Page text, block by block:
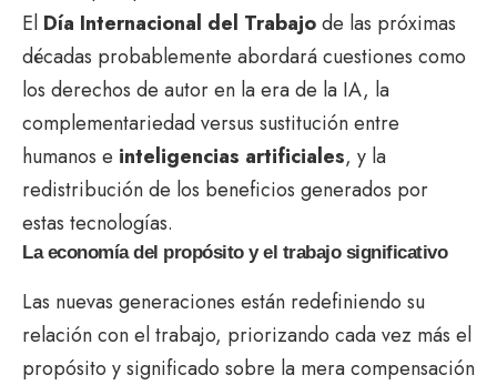
El Día Internacional del Trabajode las próximas
décadas probablemente abordará cuestiones como
los derechos de autor en la era de la IA, la
complementariedad versus sustitución entre
humanos e inteligencias artificiales, y la
redistribución de los beneficios generados por
estas tecnologías.
La economía del propósito y el trabajo significativo
Las nuevas generaciones están redefiniendo su
relación con el trabajo, priorizando cada vez más el
propósito y significado sobre la mera compensación